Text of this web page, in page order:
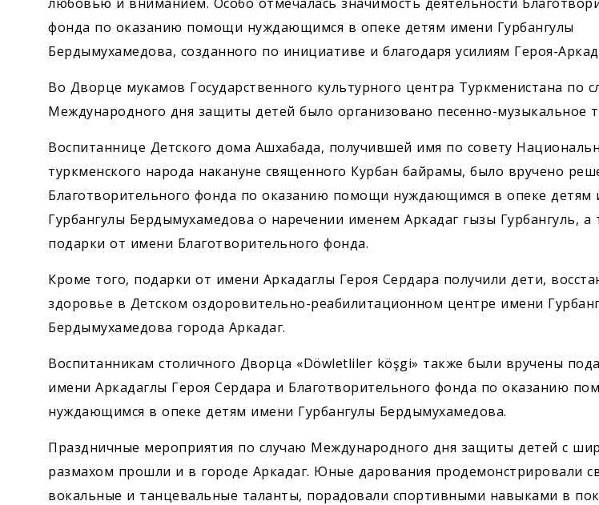
фонда по оказанию помощи нуждающимся в опеке детям имени Гурбангулы
Бердымухамедова, созданного по инициативе и благодаря усилиям Героя-
Во Дворце мукамов Государственного культурного центра Туркменистана по
Международного дня защиты детей было организовано песенно-музыкальное
Воспитаннице Детского дома Ашхабада, получившей имя по совету
туркменского народа накануне священного Курбан байрамы, было вручено
Благотворительного фонда по оказанию помощи нуждающимся в опеке детям
Гурбангулы Бердымухамедова о наречении именем Аркадаг гызы Гурбангуль, а
подарки от имени Благотворительного фонда.
Кроме того, подарки от имени ­Аркадаглы Героя Сердара получили дети,
здоровье в Детском оздоровительно-реабилитационном центре имени
Бердымухамедова города Аркадаг.
Воспитанникам столичного Дворца «Döwletliler köşgi» также были вручены
имени ­Аркадаглы Героя Сердара и Благотворительного фонда по оказанию
нуждающимся в опеке детям имени Гурбангулы Бердымухамедова.
Праздничные мероприятия по случаю Международного дня защиты детей с
размахом прошли и в городе Аркадаг. Юные дарования продемонстрировали
вокальные и танцевальные таланты, порадовали спортивными навыками в